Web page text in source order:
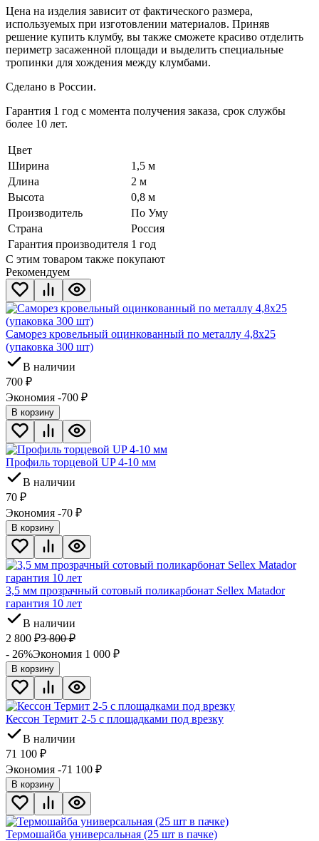
Цена на изделия зависит от фактического размера,
используемых при изготовлении материалов. Приняв
решение купить клумбу, вы также сможете красиво отделить
периметр засаженной площади и выделить специальные
тропинки для хождения между клумбами.
Сделано в России.
Гарантия 1 год с момента получения заказа, срок службы
более 10 лет.
Цвет
Ширина
1,5 м
Длина
2 м
Высота
0,8 м
Производитель
По Уму
Страна
Россия
Гарантия производителя 1 год
С этим товаром также покупают
Рекомендуем
Саморез кровельный оцинкованный по металлу 4,8х25
(упаковка 300 шт)
В наличии
700 ₽
Экономия -700 ₽
В корзину
Профиль торцевой UP 4-10 мм
В наличии
70 ₽
Экономия -70 ₽
В корзину
3,5 мм прозрачный сотовый поликарбонат Sellex Matador
гарантия 10 лет
В наличии
2 800 ₽3 800 ₽
- 26%Экономия 1 000 ₽
В корзину
Кессон Термит 2-5 с площадками под врезку
В наличии
71 100 ₽
Экономия -71 100 ₽
В корзину
Термошайба универсальная (25 шт в пачке)